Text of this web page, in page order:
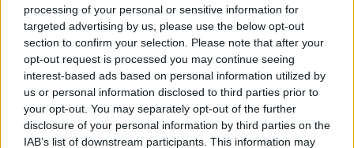
processing of your personal or sensitive information for
targeted advertising by us, please use the below opt-out
section to confirm your selection. Please note that after your
opt-out request is processed you may continue seeing
interest-based ads based on personal information utilized by
us or personal information disclosed to third parties prior to
your opt-out. You may separately opt-out of the further
disclosure of your personal information by third parties on the
IAB’s list of downstream participants. This information may
Può interessarti anche